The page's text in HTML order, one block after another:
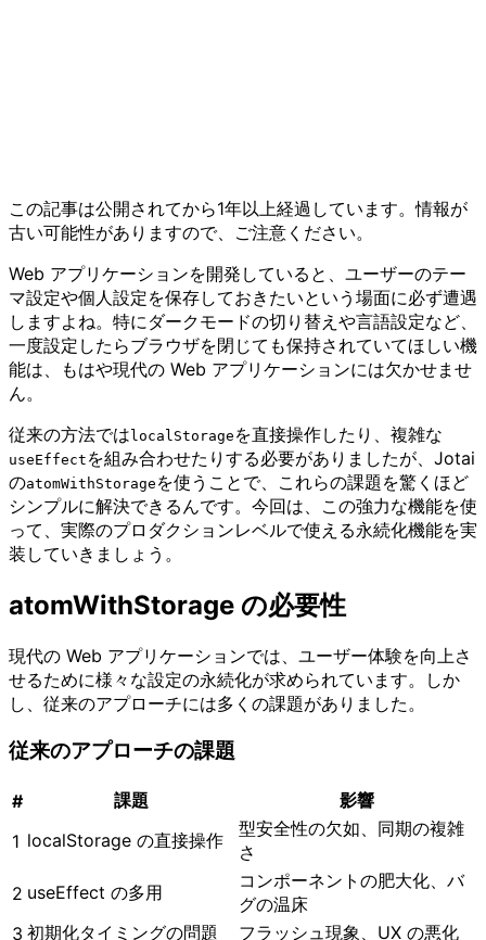
この記事は公開されてから1年以上経過しています。情報が
古い可能性がありますので、ご注意ください。
Web アプリケーションを開発していると、ユーザーのテー
マ設定や個人設定を保存しておきたいという場面に必ず遭遇
しますよね。特にダークモードの切り替えや言語設定など、
一度設定したらブラウザを閉じても保持されていてほしい機
能は、もはや現代の Web アプリケーションには欠かせませ
ん。
従来の方法では localStorage を直接操作したり、複雑な
useEffect を組み合わせたりする必要がありましたが、Jotai
のatomWithStorage を使うことで、これらの課題を驚くほど
シンプルに解決できるんです。今回は、この強力な機能を使
って、実際のプロダクションレベルで使える永続化機能を実
装していきましょう。
atomWithStorage の必要性
現代の Web アプリケーションでは、ユーザー体験を向上さ
せるために様々な設定の永続化が求められています。しか
し、従来のアプローチには多くの課題がありました。
従来のアプローチの課題
# 課題
影響
1 localStorage の直接操作
型安全性の欠如、同期の複雑
さ
2 useEffect の多用
コンポーネントの肥大化、バ
グの温床
3 初期化タイミングの問題
フラッシュ現象、UX の悪化